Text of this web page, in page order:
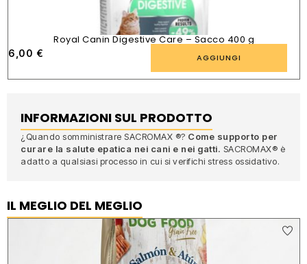
Royal Canin Digestive Care – Sacco 400 g
6,00 € AGGIUNGI
INFORMAZIONI SUL PRODOTTO
¿Quando somministrare SACROMAX ®? Come supporto per
curare la salute epatica nei cani e nei gatti. SACROMAX® è
adatto a qualsiasi processo in cui si verifichi stress ossidativo.
IL MEGLIO DEL MEGLIO